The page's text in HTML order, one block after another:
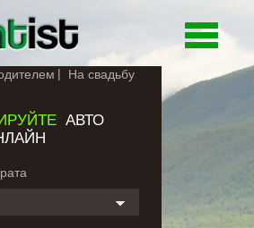
Toggle
На свадьбу
АВТО